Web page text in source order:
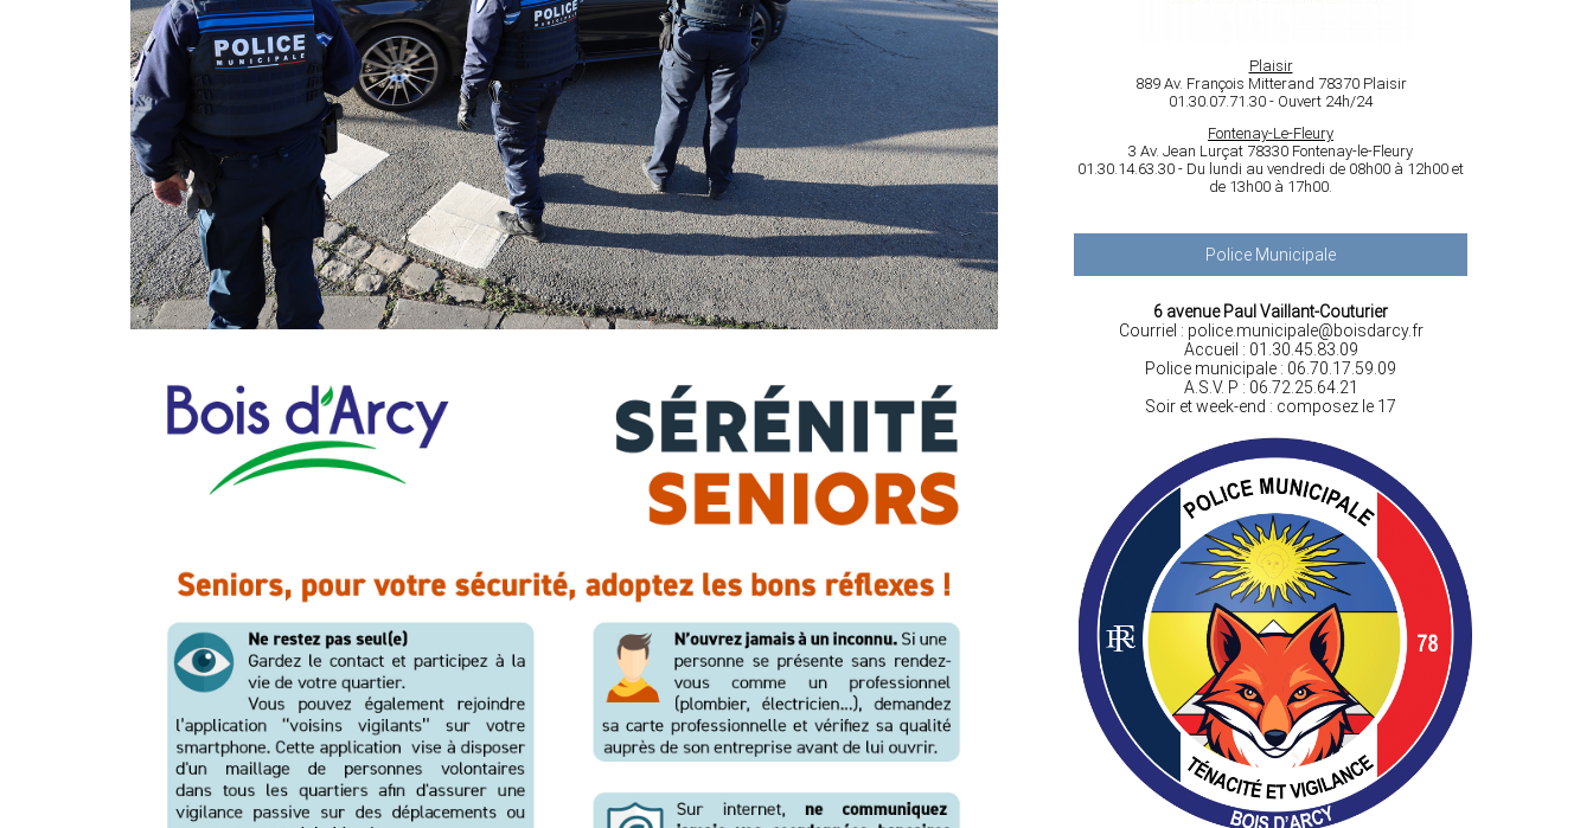
Plaisir
889 Av. François Mitterand 78370 Plaisir
01.30.07.71.30 - Ouvert 24h/24
Fontenay-Le-Fleury
3 Av. Jean Lurçat 78330 Fontenay-le-Fleury
01.30.14.63.30 - Du lundi au vendredi de 08h00 à 12h00 et
de 13h00 à 17h00.
Police Municipale
6 avenue Paul Vaillant-Couturier
Courriel : police.municipale@boisdarcy.fr
Accueil : 01.30.45.83.09
Police municipale : 06.70.17.59.09
A.S.V. P : 06.72.25.64.21
Soir et week-end : composez le 17